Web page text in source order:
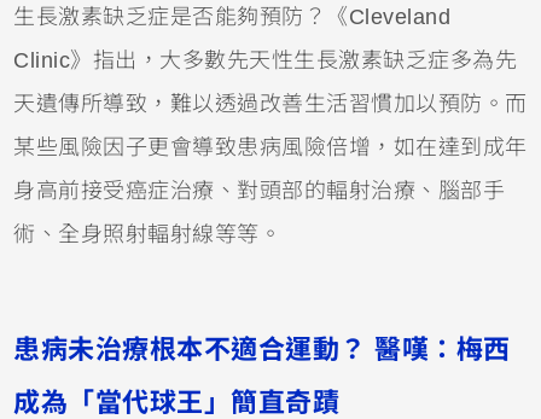
生長激素缺乏症是否能夠預防？《Cleveland
Clinic》指出，大多數先天性生長激素缺乏症多為先
天遺傳所導致，難以透過改善生活習慣加以預防。而
某些風險因子更會導致患病風險倍增，如在達到成年
身高前接受癌症治療、對頭部的輻射治療、腦部手
術、全身照射輻射線等等。
患病未治療根本不適合運動？醫嘆：梅西
成為「當代球王」簡直奇蹟